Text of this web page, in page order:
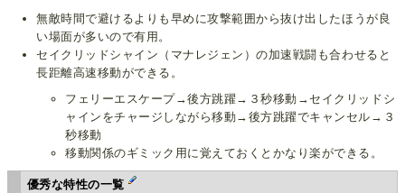
無敵時間で避けるよりも早めに攻撃範囲から抜け出したほうが良
い場面が多いので有用。
セイクリッドシャイン（マナレジェン）の加速戦闘も合わせると
長距離高速移動ができる。
フェリーエスケープ→後方跳躍→３秒移動→セイクリッドシ
ャインをチャージしながら移動→後方跳躍でキャンセル→３
秒移動
移動関係のギミック用に覚えておくとかなり楽ができる。
優秀な特性の一覧